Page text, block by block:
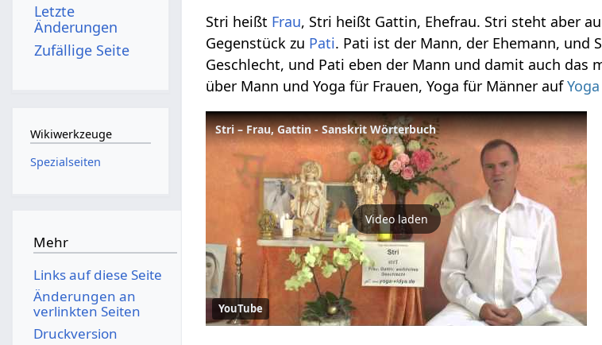
Stri heißt Frau, Stri heißt Gattin, Ehefrau. Stri steht aber
Gegenstück zu Pati. Pati ist der Mann, der Ehemann, und
Geschlecht, und Pati eben der Mann und damit auch
über Mann und Yoga für Frauen, Yoga für Männer auf
Stri – Frau, Gattin - Sanskrit Wörterbuch
Video laden
YouTube
Letzte
Änderungen
Zufällige Seite
Wikiwerkzeuge
Spezialseiten
Mehr
Links auf diese Seite
Änderungen an
verlinkten Seiten
Druckversion